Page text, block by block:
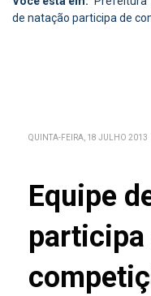
de natação participa de
QUINTA-FEIRA, 18 JULHO 2013
Equipe
participa